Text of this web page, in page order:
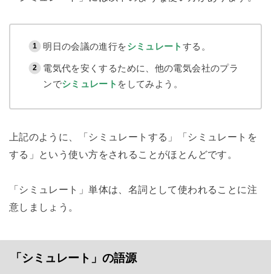
明日の会議の進行をシミュレート する。
電気代を安くするために、他の電気会社のプラ
ンでシミュレート をしてみよう。
上記のように、「シミュレートする」「シミュレートを
する」という使い方をされることがほとんどです。
「シミュレート」単体は、名詞として使われることに注
意しましょう。
「シミュレート」の語源